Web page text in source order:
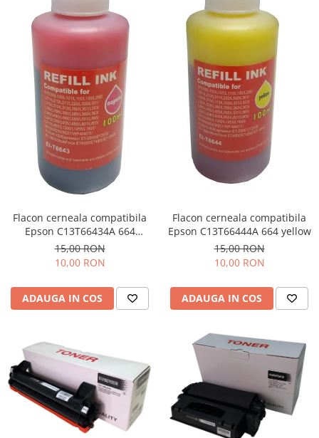
Flacon cerneala compatibila
Epson C13T66434A 664
magenta
15,00 RON
10,00 RON
ADAUGA IN COS
Flacon cerneala compatibila
Epson C13T66444A 664 yellow
15,00 RON
10,00 RON
ADAUGA IN COS